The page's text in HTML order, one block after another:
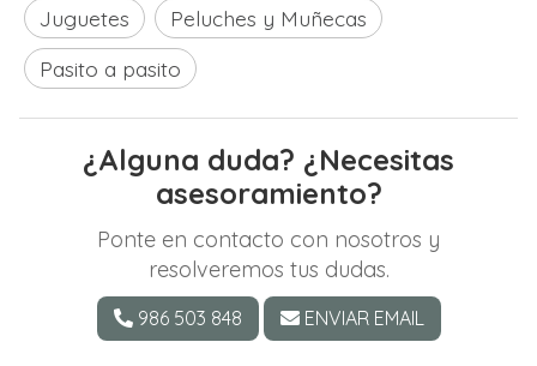
Juguetes
Peluches y Muñecas
Pasito a pasito
¿Alguna duda? ¿Necesitas
asesoramiento?
Ponte en contacto con nosotros y
resolveremos tus dudas.
986 503 848 ENVIAR EMAIL